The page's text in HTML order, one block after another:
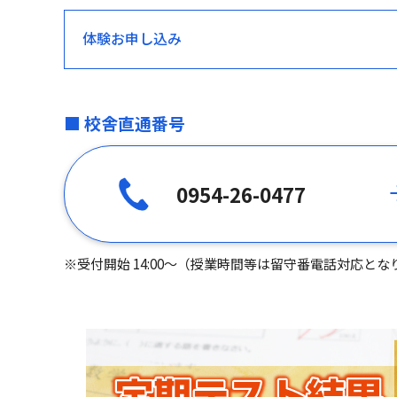
体験お申し込み
■ 校舎直通番号
0954-26-0477
※受付開始 14:00～（授業時間等は留守番電話対応とな